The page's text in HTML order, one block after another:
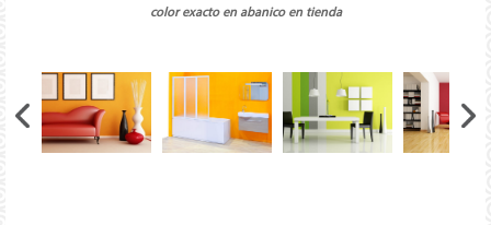
color exacto en abanico en tienda